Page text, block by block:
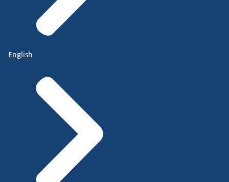
English